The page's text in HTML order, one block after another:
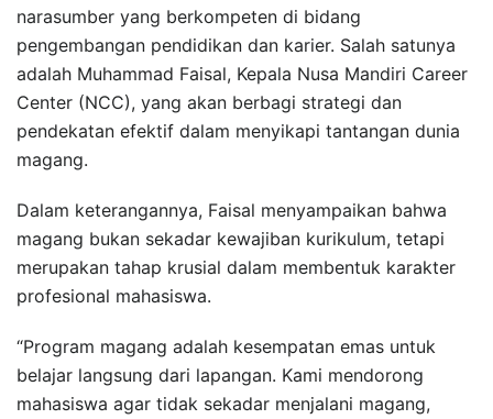
narasumber yang berkompeten di bidang
pengembangan pendidikan dan karier. Salah satunya
adalah Muhammad Faisal, Kepala Nusa Mandiri Career
Center (NCC), yang akan berbagi strategi dan
pendekatan efektif dalam menyikapi tantangan dunia
magang.
Dalam keterangannya, Faisal menyampaikan bahwa
magang bukan sekadar kewajiban kurikulum, tetapi
merupakan tahap krusial dalam membentuk karakter
profesional mahasiswa.
“Program magang adalah kesempatan emas untuk
belajar langsung dari lapangan. Kami mendorong
mahasiswa agar tidak sekadar menjalani magang,